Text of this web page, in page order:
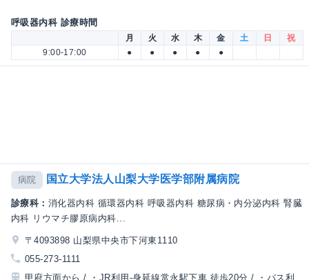
呼吸器内科 診療時間
月 火 水 木 金 土 日
祝
9:00-17:00
● ● ● ● ●
病院 国立大学法人山梨大学医学部附属病院
診療科： 消化器内科 循環器内科 呼吸器内科 糖尿病・内分泌内科 腎臓
内科 リウマチ膠原病内科...
〒4093898 山梨県中央市下河東1110
055-273-1111
甲府方面から / ・JR利用-身延線常永駅下車 徒歩20分 / ・バス利